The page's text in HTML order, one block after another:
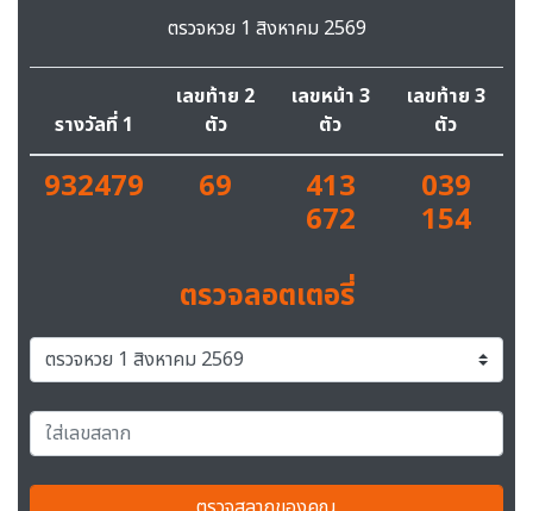
ตรวจหวย 1 สิงหาคม 2569
รางวัลที่ 1
เลขท้าย 2
ตัว
เลขหน้า 3
ตัว
เลขท้าย 3
ตัว
932479 69 413
672
039
154
ตรวจลอตเตอรี่